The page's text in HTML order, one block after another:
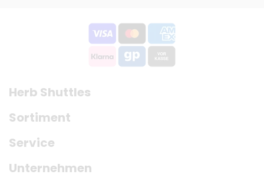
Herb Shuttles
Sortiment
Service
Unternehmen